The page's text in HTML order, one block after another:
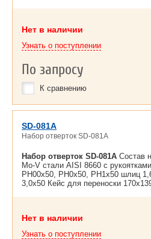
Нет в наличии
Узнать о поступлении
По запросу
К сравнению
SD-081A
Набор отверток SD-081A
Набор отверток SD-081A Состав
Mo-V стали AISI 8660 с
PH00x50, PH0x50, PH1x50 шлиц
3,0x50 Кейс для переноски
Нет в наличии
Узнать о поступлении